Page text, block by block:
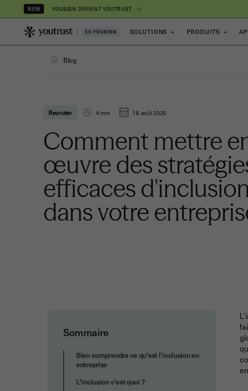
NEW YOUSIGN DEVIENT YOUTRUST
SOLUTIONS + PRODUITS +
Blog
Recruter 4min 18 août 2025
Comment mettre
œuvre des
efficaces
dans votre
Sommaire
7. Mettre en place du mentorat et du
parrainage
Bien comprendre ce qu’est l’inclusion en
entreprise
L’inclusion c’est quoi ?